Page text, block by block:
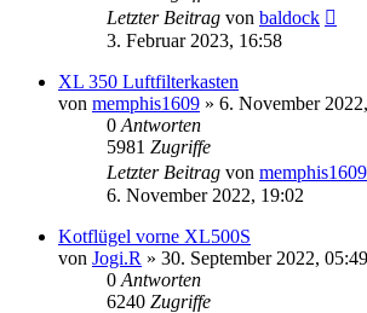
Letzter Beitrag von baldock
3. Februar 2023, 16:58
XL 350 Luftfilterkasten
von memphis1609 » 6. November
0 Antworten
5981 Zugriffe
Letzter Beitrag von memphis1609
6. November 2022, 19:02
Kotflügel vorne XL500S
von Jogi.R » 30. September 2022, 05:49
0 Antworten
6240 Zugriffe